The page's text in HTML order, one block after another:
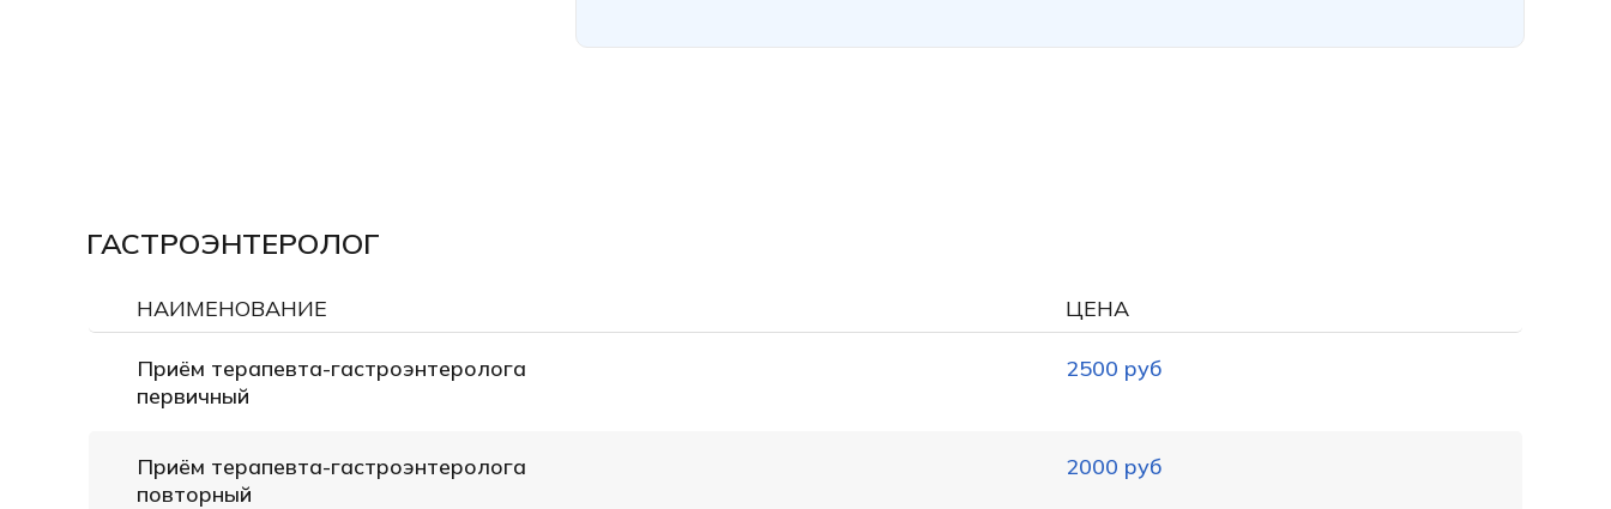
ГАСТРОЭНТЕРОЛОГ
НАИМЕНОВАНИЕ ЦЕНА
Приём терапевта-гастроэнтеролога
первичный
2500 руб
Приём терапевта-гастроэнтеролога
повторный
2000 руб